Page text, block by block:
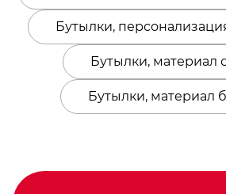
Бутылки,
Бутылки, материал
Бутылки, материал